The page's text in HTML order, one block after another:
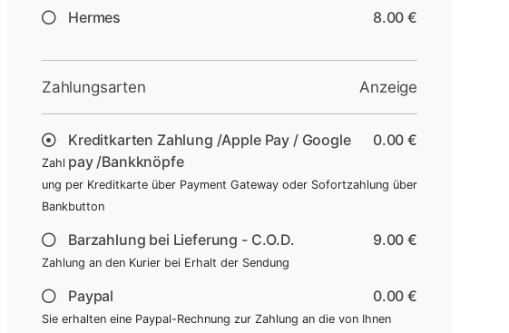
Hermes 8.00 €
Zahlungsarten Anzeige
Kreditkarten Zahlung /Apple Pay / Google
pay /Bankknöpfe
0.00 €
Zahl
ung per Kreditkarte über Payment Gateway oder Sofortzahlung über
Bankbutton
Barzahlung bei Lieferung - C.O.D. 9.00 €
Zahlung an den Kurier bei Erhalt der Sendung
Paypal 0.00 €
Sie erhalten eine Paypal-Rechnung zur Zahlung an die von Ihnen